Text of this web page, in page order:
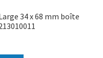
34 x 68 mm boîte